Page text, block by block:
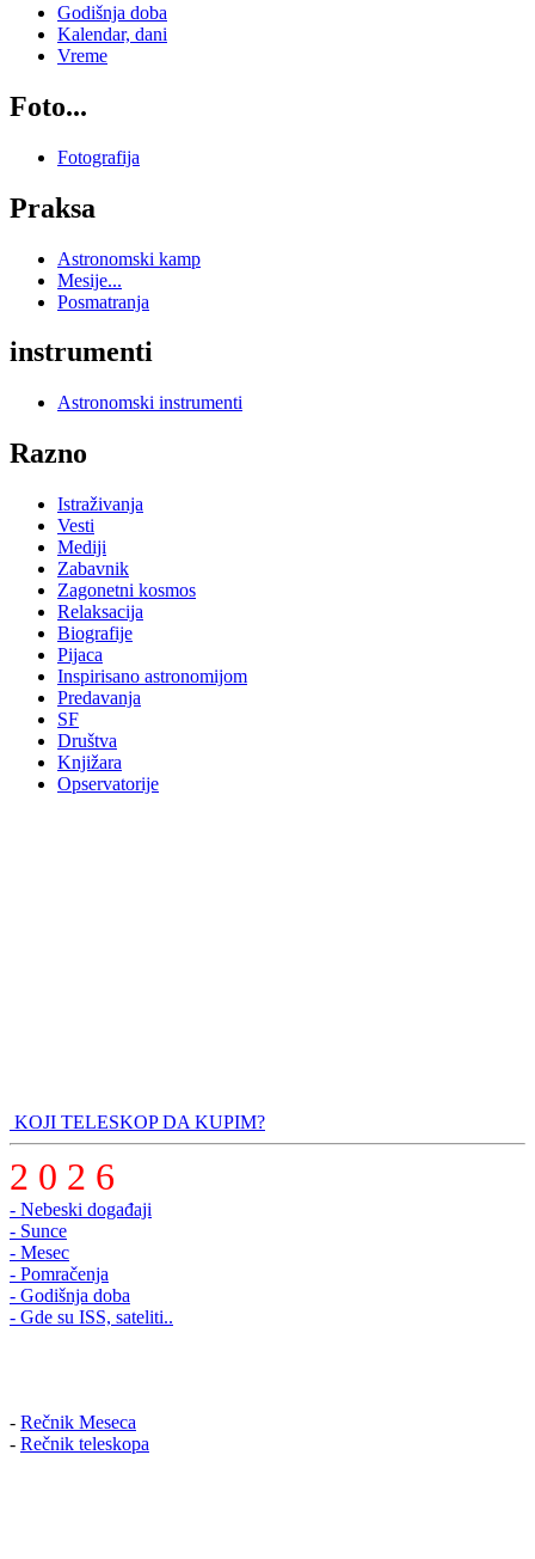
Godišnja doba
Kalendar, dani
Vreme
Foto...
Fotografija
Praksa
Astronomski kamp
Mesije...
Posmatranja
instrumenti
Astronomski instrumenti
Razno
Istraživanja
Vesti
Mediji
Zabavnik
Zagonetni kosmos
Relaksacija
Biografije
Pijaca
Inspirisano astronomijom
Predavanja
SF
Društva
Knjižara
Opservatorije
KOJI TELESKOP DA KUPIM?
2 0 2 6
- Nebeski događaji
- Sunce
- Mesec
- Pomračenja
- Godišnja doba
- Gde su ISS, sateliti..
- Rečnik Meseca
- Rečnik teleskopa